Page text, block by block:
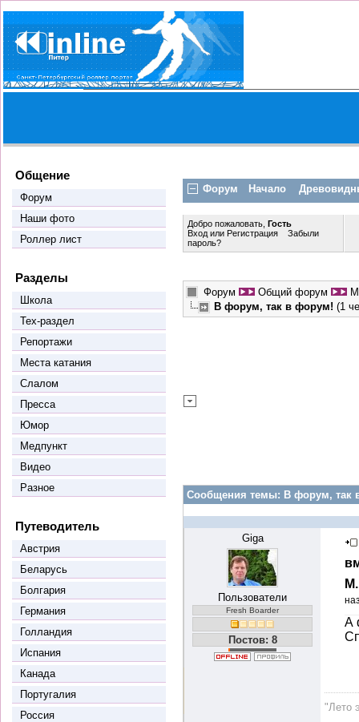
Общение
Форум
Наши фото
Роллер лист
Разделы
Школа
Тех-раздел
Репортажи
Места катания
Слалом
Пресса
Юмор
Медпункт
Видео
Разное
Путеводитель
Австрия
Беларусь
Болгария
Германия
Голландия
Испания
Канада
Португалия
Россия
Форум Начало
Добро пожаловать,Гость
Входили Регистрация
Забыли
пароль?
Форум Общий форум
В форум, так в форум!(1
Сообщения темы: В форум, так
Giga
Пользователи
Fresh Boarder
Постов: 8
А
"Лето